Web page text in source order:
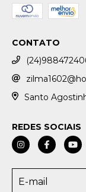
CONTATO
Santo
REDES SOCIAIS